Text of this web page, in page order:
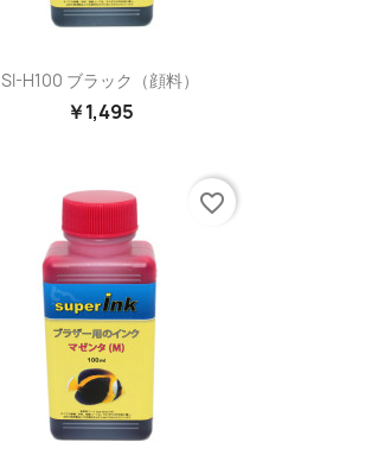
SI-H100 ブラック（顔料）
￥1,495
favorite_border